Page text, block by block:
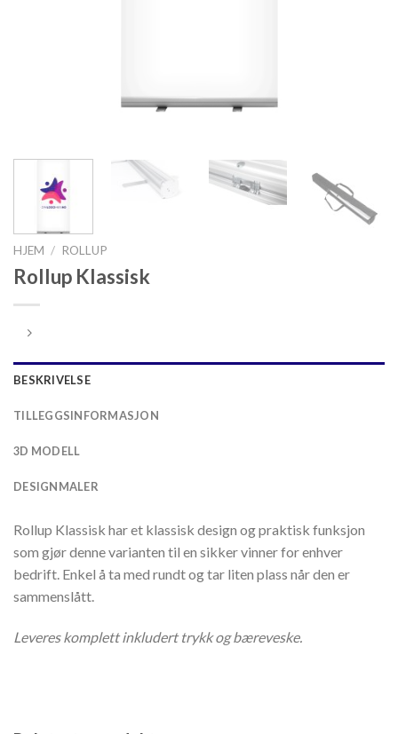
HJEM / ROLLUP
Rollup Klassisk
BESKRIVELSE
TILLEGGSINFORMASJON
3D MODELL
DESIGNMALER
Rollup Klassisk har et klassisk design og praktisk funksjon
som gjør denne varianten til en sikker vinner for enhver
bedrift. Enkel å ta med rundt og tar liten plass når den er
sammenslått.
Leveres komplett inkludert trykk og bæreveske.